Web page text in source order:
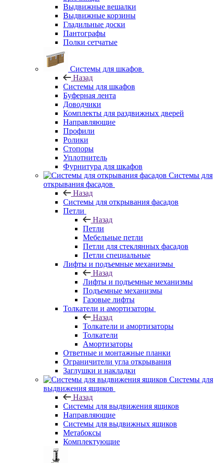
Выдвижные вешалки
Выдвижные корзины
Гладильные доски
Пантографы
Полки сетчатые
Системы для шкафов
Назад
Системы для шкафов
Буферная лента
Доводчики
Комплекты для раздвижных дверей
Направляющие
Профили
Ролики
Стопоры
Уплотнитель
Фурнитура для шкафов
Системы для
открывания фасадов
Назад
Системы для открывания фасадов
Петли
Назад
Петли
Мебельные петли
Петли для стеклянных фасадов
Петли специальные
Лифты и подъемные механизмы
Назад
Лифты и подъемные механизмы
Подъемные механизмы
Газовые лифты
Толкатели и амортизаторы
Назад
Толкатели и амортизаторы
Толкатели
Амортизаторы
Ответные и монтажные планки
Ограничители угла открывания
Заглушки и накладки
Системы для
выдвижения ящиков
Назад
Системы для выдвижения ящиков
Направляющие
Системы для выдвижных ящиков
Метабоксы
Комплектующие